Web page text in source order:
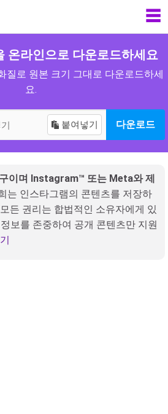
☰
온라인으로 다운로드하세요
질로 원본 크기 그대로 다운로드하세
요.
붙여넣기 다운로드
이며 Instagram™ 또는 Meta와 제
는 인스타그램의 콘텐츠를 저장하
든 권리는 합법적인 소유자에게 있
보를 존중하여 공개 콘텐츠만 지원